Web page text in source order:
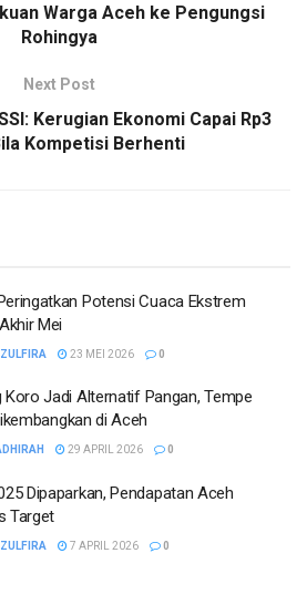
Warga Aceh ke Pengungsi
Rohingya
Next Post
Kerugian Ekonomi Capai Rp3
Kompetisi Berhenti
Potensi Cuaca Ekstrem
Mei
23 MEI 2026 0
Koro Jadi Alternatif Pangan, Tempe
di Aceh
29 APRIL 2026 0
Dipaparkan, Pendapatan Aceh
Target
7 APRIL 2026 0